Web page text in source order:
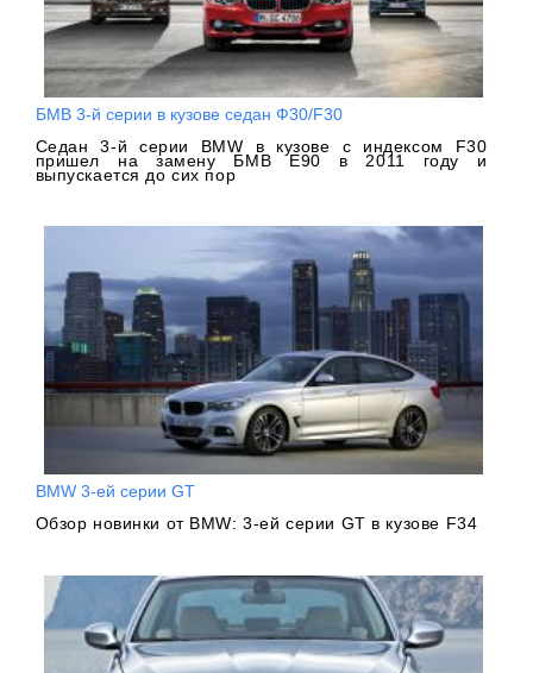
БМВ 3-й серии в кузове седан Ф30/F30
Седан 3-й серии BMW в кузове с индексом F30
пришел на замену БМВ Е90 в 2011 году и
выпускается до сих пор
BMW 3-ей серии GT
Обзор новинки от BMW: 3-ей серии GT в кузове F34